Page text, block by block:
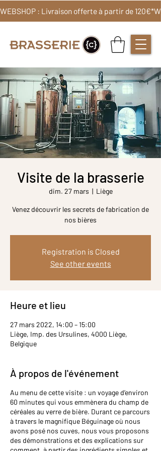
WEBSHOP : Livraison offerte à partir de 120€*
Visite de la brasserie
dim. 27 mars
  |
Liège
Venez découvrir les secrets de fabrication de
nos bières
Registration is Closed
See other events
Heure et lieu
27 mars 2022, 14:00 – 15:00
Liège, Imp. des Ursulines, 4000 Liège,
Belgique
À propos de l'événement
Au menu de cette visite : un voyage d’environ
60 minutes qui vous emmènera du champ de
céréales au verre de bière. Durant ce parcours
à travers le magnifique Béguinage où nous
avons posé nos cuves, nous vous proposons
des démonstrations et des explications sur